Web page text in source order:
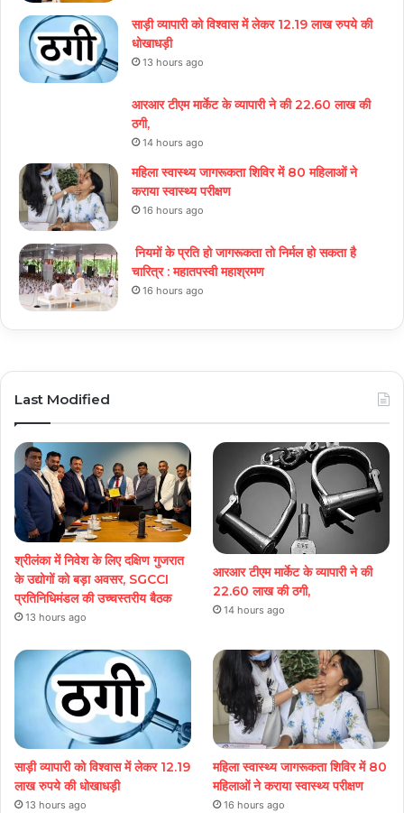
साड़ी व्यापारी को विश्वास में लेकर 12.19 लाख रुपये की
धोखाधड़ी
13 hours ago
आरआर टीएम मार्केट के व्यापारी ने की 22.60 लाख की
ठगी,
14 hours ago
महिला स्वास्थ्य जागरूकता शिविर में 80 महिलाओं ने
कराया स्वास्थ्य परीक्षण
16 hours ago
नियमों के प्रति हो जागरूकता तो निर्मल हो सकता है
चारित्र : महातपस्वी महाश्रमण
16 hours ago
Last Modified
श्रीलंका में निवेश के लिए दक्षिण गुजरात
के उद्योगों को बड़ा अवसर, SGCCI
प्रतिनिधिमंडल की उच्चस्तरीय बैठक
13 hours ago
आरआर टीएम मार्केट के व्यापारी ने की
22.60 लाख की ठगी,
14 hours ago
साड़ी व्यापारी को विश्वास में लेकर 12.19
लाख रुपये की धोखाधड़ी
13 hours ago
महिला स्वास्थ्य जागरूकता शिविर में 80
महिलाओं ने कराया स्वास्थ्य परीक्षण
16 hours ago